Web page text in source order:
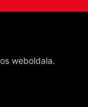
weboldala.